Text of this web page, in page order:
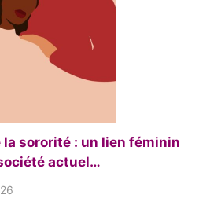
la sororité : un lien féminin
actuel…